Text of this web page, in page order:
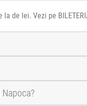
de lei. Vezi pe